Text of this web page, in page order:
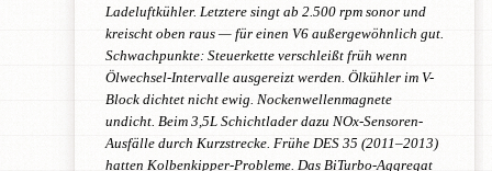
Ladeluftkühler. Letztere singt ab 2.500 rpm sonor und
kreischt oben raus — für einen V6 außergewöhnlich gut.
Schwachpunkte: Steuerkette verschleißt früh wenn
Ölwechsel-Intervalle ausgereizt werden. Ölkühler im V-
Block dichtet nicht ewig. Nockenwellenmagnete
undicht. Beim 3,5L Schichtlader dazu NOx-Sensoren-
Ausfälle durch Kurzstrecke. Frühe DES 35 (2011–2013)
hatten Kolbenkipper-Probleme. Das BiTurbo-Aggregat